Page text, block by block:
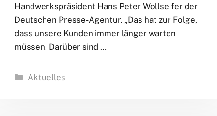
Handwerkspräsident Hans Peter Wollseifer der
Deutschen Presse-Agentur. „Das hat zur Folge,
dass unsere Kunden immer länger warten
müssen. Darüber sind …
Kategorien
Aktuelles